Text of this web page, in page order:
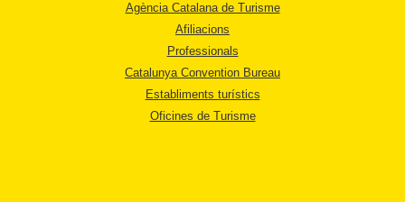
Agència Catalana de Turisme
Afiliacions
Professionals
Catalunya Convention Bureau
Establiments turístics
Oficines de Turisme